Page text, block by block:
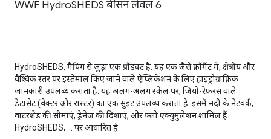
WWF HydroSHEDS बेसिन लेवल 6
HydroSHEDS, मैपिंग से जुड़ा एक प्रॉडक्ट है. यह एक जैसे फ़ॉर्मैट में, क्षेत्रीय और
वैश्विक स्तर पर इस्तेमाल किए जाने वाले ऐप्लिकेशन के लिए हाइड्रोग्राफ़िक
जानकारी उपलब्ध कराता है. यह अलग-अलग स्केल पर, जियो-रेफ़रंस वाले
डेटासेट (वेक्टर और रास्टर) का एक सुइट उपलब्ध कराता है. इसमें नदी के नेटवर्क,
वाटरशेड की सीमाएं, ड्रेनेज की दिशाएं, और फ़्लो एक्युमुलेशन शामिल हैं.
HydroSHEDS, … पर आधारित है